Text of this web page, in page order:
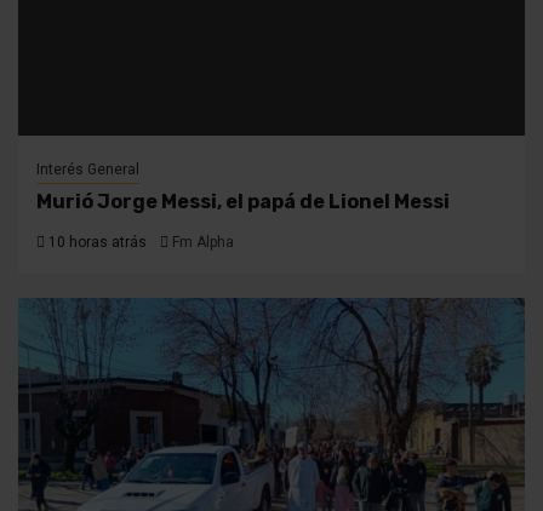
Interés General
Murió Jorge Messi, el papá de Lionel Messi
10 horas atrás Fm Alpha